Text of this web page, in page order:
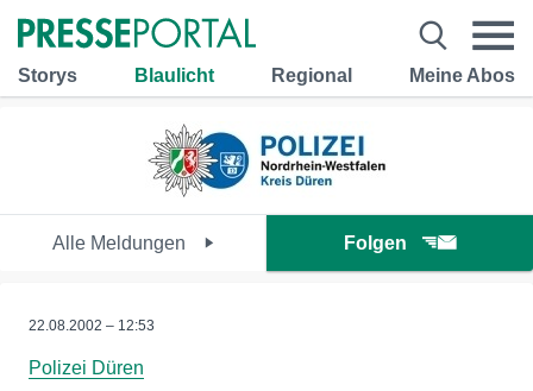
Storys Blaulicht Regional Meine Abos
Alle Meldungen Folgen
22.08.2002 – 12:53
Polizei Düren